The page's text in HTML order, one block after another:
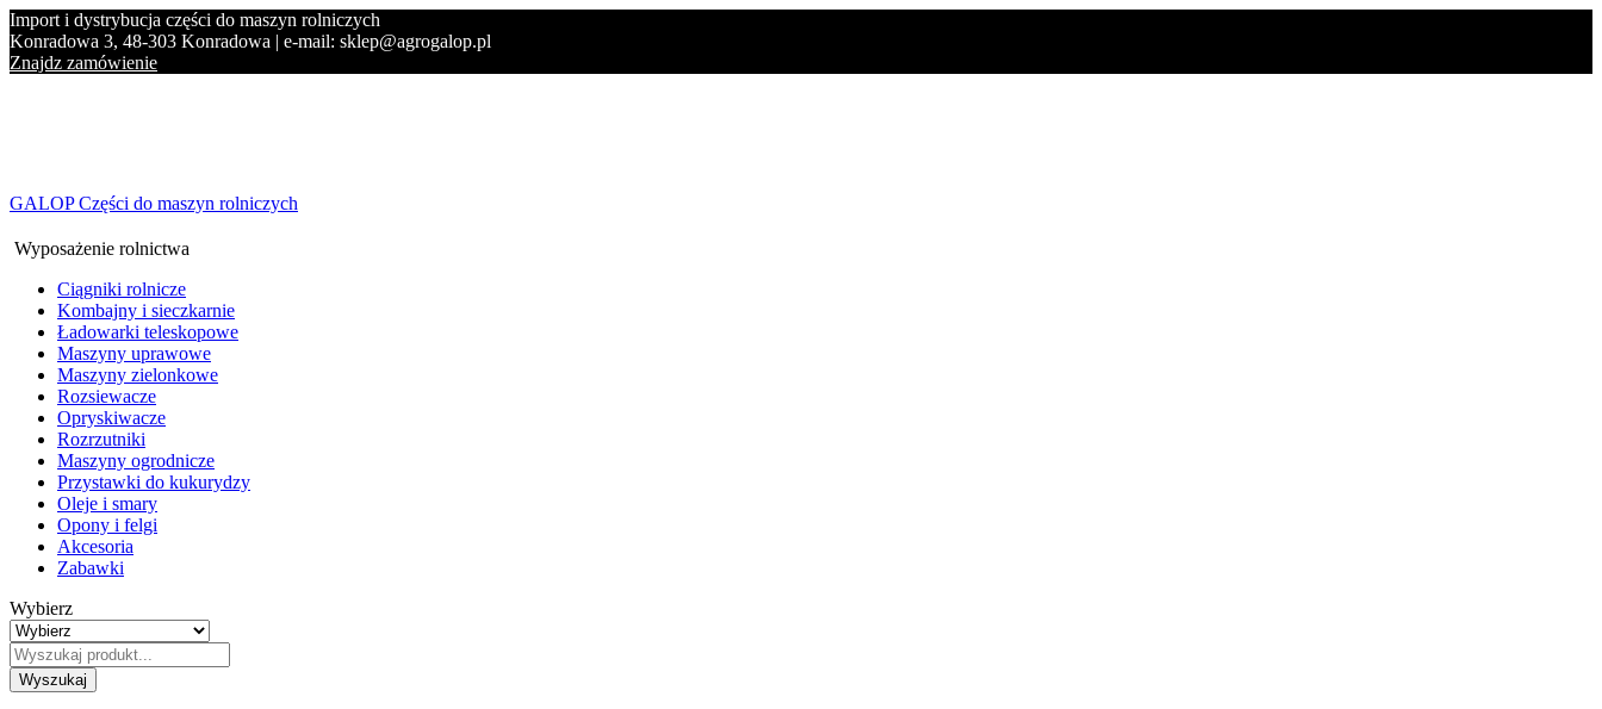
Import i dystrybucja części do maszyn rolniczych
Konradowa 3, 48-303 Konradowa | e-mail: sklep@agrogalop.pl
Znajdz zamówienie
GALOP Części do maszyn rolniczych
Wyposażenie rolnictwa
Ciągniki rolnicze
Kombajny i sieczkarnie
Ładowarki teleskopowe
Maszyny uprawowe
Maszyny zielonkowe
Rozsiewacze
Opryskiwacze
Rozrzutniki
Maszyny ogrodnicze
Przystawki do kukurydzy
Oleje i smary
Opony i felgi
Akcesoria
Zabawki
Wybierz
Wyszukaj